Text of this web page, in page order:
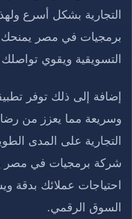
التجارية بشكل أسرع
برمجيات في مصر يمنحك
التسويقية ويقوي
إضافة إلى ذلك توفر
وسريعة مما يعزز من رضا
التجارية على المدى
شركة برمجيات في مصر
احتياجات عملائك بدقة
السوق الرقمي.